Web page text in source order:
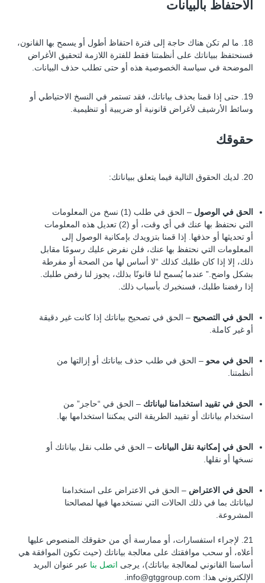
الاحتفاظ بالبيانات
18. ما لم تكن هناك حاجة إلى فترة احتفاظ أطول أو يسمح بها القانون،
فسنحتفظ ببياناتك على أنظمتنا فقط للفترة اللازمة لتحقيق الأغراض
الموضحة في سياسة الخصوصية هذه أو حتى تطلب حذف البيانات.
19. حتى إذا قمنا بحذف بياناتك، فقد تستمر في النسخ الاحتياطي أو
وسائط الأرشيف لأغراض قانونية أو ضريبية أو تنظيمية.
حقوقك
20. لديك الحقوق التالية فيما يتعلق ببياناتك:
الحق في الوصول
– الحق في طلب (1) نسخ من المعلومات
التي نحتفظ بها عنك في أي وقت، أو (2) تعديل هذه المعلومات
أو تحديثها أو حذفها. إذا قمنا بتزويدك بإمكانية الوصول إلى
المعلومات التي نحتفظ بها عنك، فلن نفرض عليك رسومًا مقابل
ذلك، إلا إذا كان طلبك كذلك “لا أساس لها من الصحة أو مفرطة
بشكل واضح.” عندما يُسمح لنا قانونًا بذلك، يجوز لنا رفض طلبك.
إذا رفضنا طلبك، فسنخبرك بأسباب ذلك.
الحق في التصحيح – الحق في تصحيح بياناتك إذا كانت غير دقيقة
أو غير كاملة.
الحق في محو – الحق في طلب حذف بياناتك أو إزالتها من
أنظمتنا.
الحق في تقييد استخدامنا لبياناتك – الحق في “حاجز” من
استخدام بياناتك أو تقييد الطريقة التي يمكننا استخدامها بها.
الحق في إمكانية نقل البيانات – الحق في طلب نقل بياناتك أو
نسخها أو نقلها.
الحق في الاعتراض – الحق في الاعتراض على استخدامنا
لبياناتك بما في ذلك الحالات التي نستخدمها فيها لمصالحنا
المشروعة.
21. لإجراء استفسارات، أو ممارسة أي من حقوقك المنصوص عليها
أعلاه، أو سحب موافقتك على معالجة بياناتك (حيث تكون الموافقة هي
أساسنا القانوني لمعالجة بياناتك)، يرجى اتصل بنا عبر عنوان البريد
الإلكتروني هذا: info@gtggroup.com
.